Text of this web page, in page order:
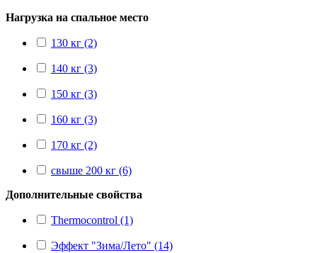
Нагрузка на спальное место
130 кг (2)
140 кг (3)
150 кг (3)
160 кг (3)
170 кг (2)
свыше 200 кг (6)
Дополнительные свойства
Thermocontrol (1)
Эффект "Зима/Лето" (14)